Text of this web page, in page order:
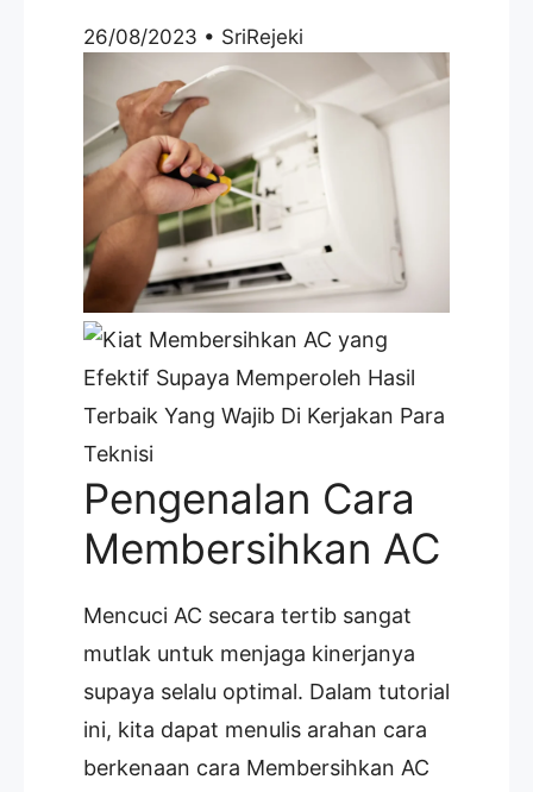
26/08/2023 • SriRejeki
Pengenalan Cara
Membersihkan AC
Mencuci AC secara tertib sangat
mutlak untuk menjaga kinerjanya
supaya selalu optimal. Dalam tutorial
ini, kita dapat menulis arahan cara
berkenaan cara Membersihkan AC